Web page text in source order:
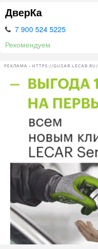
ДверКа
7 900 524 5225
Рекомендуем
РЕКЛАМА • HTTPS://GUSAR.LECAR.RU/